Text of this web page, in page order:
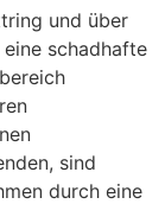
und über
schadhafte
sind
durch eine